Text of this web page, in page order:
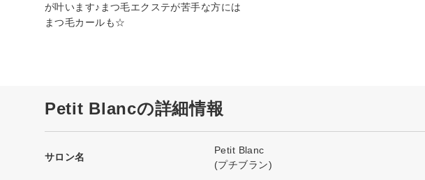
が叶います♪まつ毛エクステが苦手な方には
まつ毛カールも☆
Petit Blancの詳細情報
サロン名
Petit Blanc
(プチブラン)